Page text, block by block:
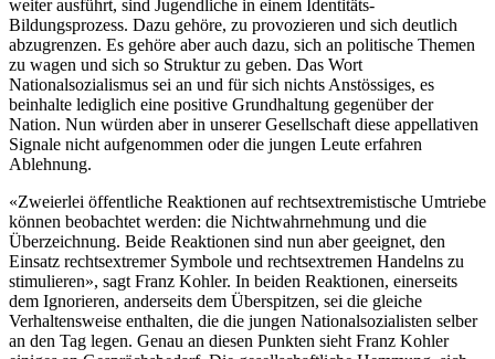
weiter ausführt, sind Jugendliche in einem Identitäts-
Bildungsprozess. Dazu gehöre, zu provozieren und sich deutlich
abzugrenzen. Es gehöre aber auch dazu, sich an politische Themen
zu wagen und sich so Struktur zu geben. Das Wort
Nationalsozialismus sei an und für sich nichts Anstössiges, es
beinhalte lediglich eine positive Grundhaltung gegenüber der
Nation. Nun würden aber in unserer Gesellschaft diese appellativen
Signale nicht aufgenommen oder die jungen Leute erfahren
Ablehnung.
«Zweierlei öffentliche Reaktionen auf rechtsextremistische Umtriebe
können beobachtet werden: die Nichtwahrnehmung und die
Überzeichnung. Beide Reaktionen sind nun aber geeignet, den
Einsatz rechtsextremer Symbole und rechtsextremen Handelns zu
stimulieren», sagt Franz Kohler. In beiden Reaktionen, einerseits
dem Ignorieren, anderseits dem Überspitzen, sei die gleiche
Verhaltensweise enthalten, die die jungen Nationalsozialisten selber
an den Tag legen. Genau an diesen Punkten sieht Franz Kohler